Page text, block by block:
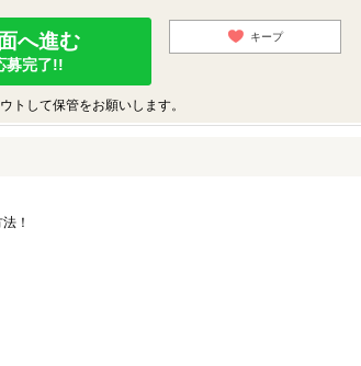
へ進む
募完了!!
キープ
トして保管をお願いします。
！